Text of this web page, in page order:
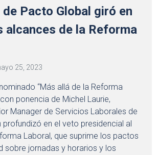
Pacto Global giró en
alcances de la Reforma
25, 2023
“Más allá de la Reforma
ponencia de Michel Laurie,
Manager de Servicios Laborales de
profundizó en el veto presidencial al
Laboral, que suprime los pactos
sobre jornadas y horarios y los